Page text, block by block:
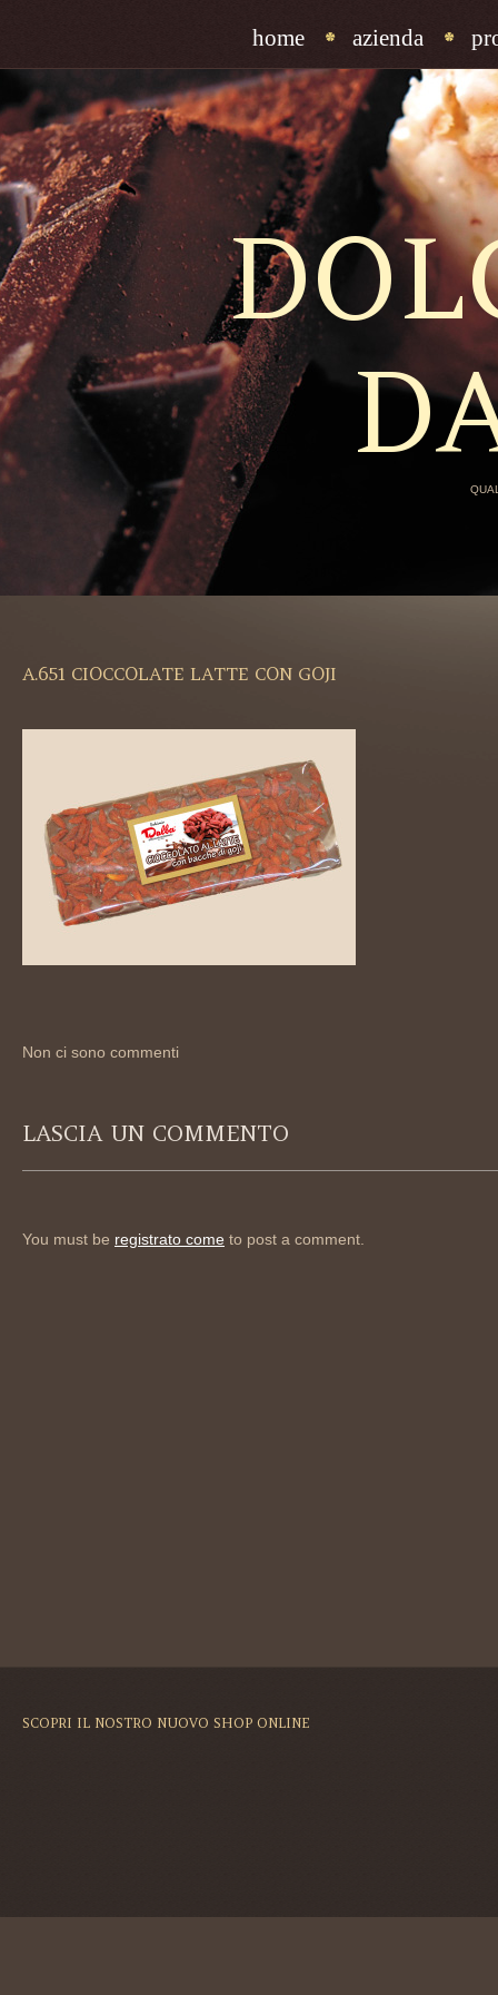
home azienda
A.651 CIOCCOLATE LATTE CON GOJI
Non ci sono commenti
LASCIA UN COMMENTO
You must be registrato come to post a comment.
SCOPRI IL NOSTRO NUOVO SHOP ONLINE